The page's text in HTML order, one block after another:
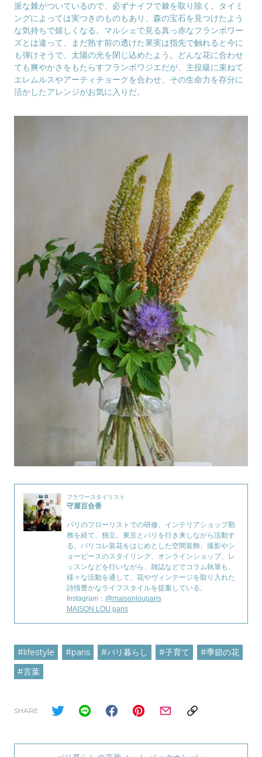
派な棘がついているので、必ずナイフで棘を取り除く。タイミ
ングによっては実つきのものもあり、森の宝石を見つけたよう
な気持ちで嬉しくなる。マルシェで見る真っ赤なフランボワー
ズとは違って、まだ熟す前の透けた果実は指先で触れると今に
も弾けそうで、太陽の光を閉じ込めたよう。どんな花に合わせ
ても爽やかさをもたらすフランボワジエだが、主役級に束ねて
エレムルスやアーティチョークを合わせ、その生命力を存分に
活かしたアレンジがお気に入りだ。
フラワースタイリスト
守屋百合香
パリのフローリストでの研修、インテリアショップ勤
務を経て、独立。東京とパリを行き来しながら活動す
る。パリコレ装花をはじめとした空間装飾、撮影やシ
ョーピースのスタイリング、オンラインショップ、レ
ッスンなどを行いながら、雑誌などでコラム執筆も。
様々な活動を通して、花やヴィンテージを取り入れた
詩情豊かなライフスタイルを提案している。
Instagram： @maisonlouparis
MAISON LOU paris
#lifestyle #paris #パリ暮らし #子育て
#季節の花
#言葉
SHARE